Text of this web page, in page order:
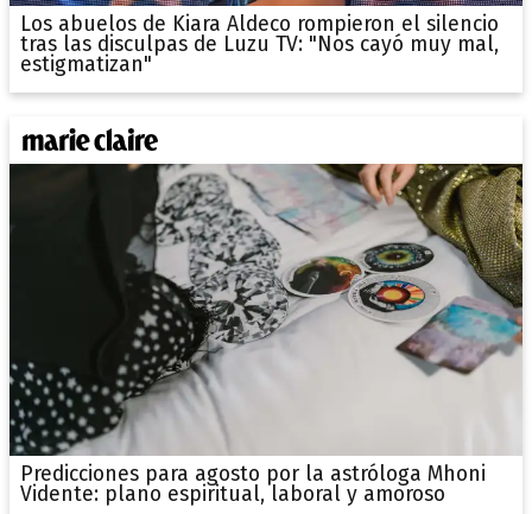
Los abuelos de Kiara Aldeco rompieron el silencio
tras las disculpas de Luzu TV: "Nos cayó muy mal,
estigmatizan"
Predicciones para agosto por la astróloga Mhoni
Vidente: plano espiritual, laboral y amoroso